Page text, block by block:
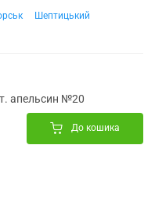
Шептицький
апельсин №20
До кошика